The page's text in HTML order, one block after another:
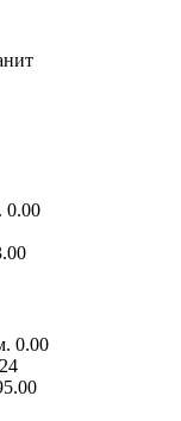
0.00
0.00
24